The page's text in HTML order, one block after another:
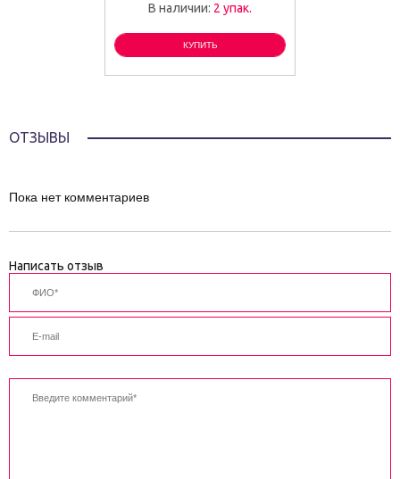
В наличии: 2 упак.
КУПИТЬ
ОТЗЫВЫ
Пока нет комментариев
Написать отзыв